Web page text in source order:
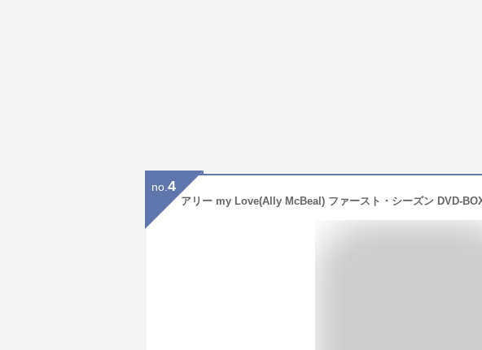
no. 4